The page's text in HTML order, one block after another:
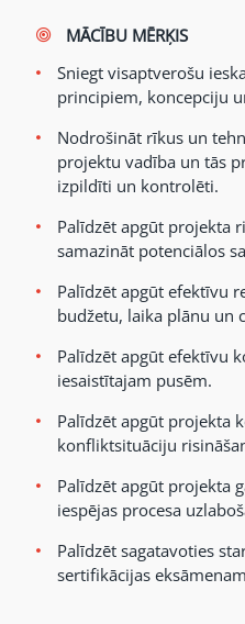
MĀCĪBU MĒRĶIS
Sniegt visaptverošu
principiem, koncepciju
Nodrošināt rīkus un
projektu vadība un tās
izpildīti un kontrolēti.
Palīdzēt apgūt projekta
samazināt potenciālos
Palīdzēt apgūt efektīvu
budžetu, laika plānu un
Palīdzēt apgūt efektīvu
iesaistītajam pusēm.
Palīdzēt apgūt projekta
konfliktsituāciju
Palīdzēt apgūt projekta
iespējas procesa
Palīdzēt sagatavoties
sertifikācijas